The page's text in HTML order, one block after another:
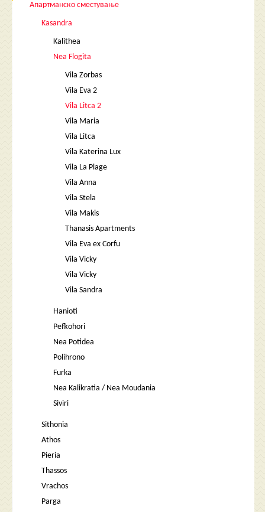
Апартманско сместување
Kasandra
Kalithea
Nea Flogita
Vila Zorbas
Vila Eva 2
Vila Litca 2
Vila Maria
Vila Litca
Vila Katerina Lux
Vila La Plage
Vila Anna
Vila Stela
Vila Makis
Thanasis Apartments
Vila Eva ex Corfu
Vila Vicky
Vila Vicky
Vila Sandra
Hanioti
Pefkohori
Nea Potidea
Polihrono
Furka
Nea Kalikratia / Nea Moudania
Siviri
Sithonia
Athos
Pieria
Thassos
Vrachos
Parga